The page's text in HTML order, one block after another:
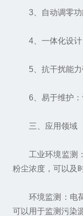
3、自动调零功能
4、一体化设计：
5、抗干扰能力强
6、易于维护：设
三、应用领域
工业环境监测：
粉尘浓度，可以及
环境监测：电荷
可以用于监测污染